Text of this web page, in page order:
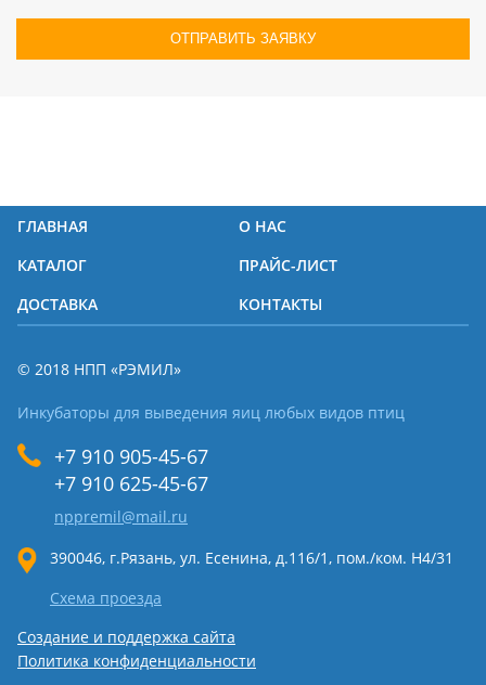
ОТПРАВИТЬ ЗАЯВКУ
ГЛАВНАЯ
О НАС
КАТАЛОГ
ПРАЙС-ЛИСТ
ДОСТАВКА
КОНТАКТЫ
© 2018 НПП «РЭМИЛ»
Инкубаторы для выведения яиц любых видов птиц
+7 910 905-45-67
+7 910 625-45-67
nppremil@mail.ru
390046, г.Рязань, ул. Есенина, д.116/1, пом./ком. Н4/31
Схема проезда
Создание и поддержка сайта
Политика конфиденциальности